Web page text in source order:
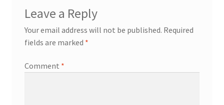
Leave a Reply
Your email address will not be published. Required
fields are marked *
Comment *